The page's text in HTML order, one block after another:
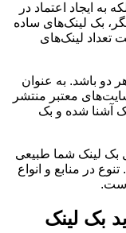
به ایجاد اعتماد در
بک لینک‌های ساده
تعداد لینک‌های
دو باشد. به عنوان
معتبر منتشر
آشنا شده و بک
بک لینک شما طبیعی
در منابع و انواع
بک لینک